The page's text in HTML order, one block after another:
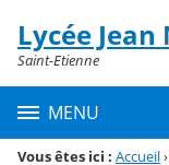
Menu de la
Contenu
Lycée
Saint-Etienne
MENU
Vous êtes ici : Accueil›